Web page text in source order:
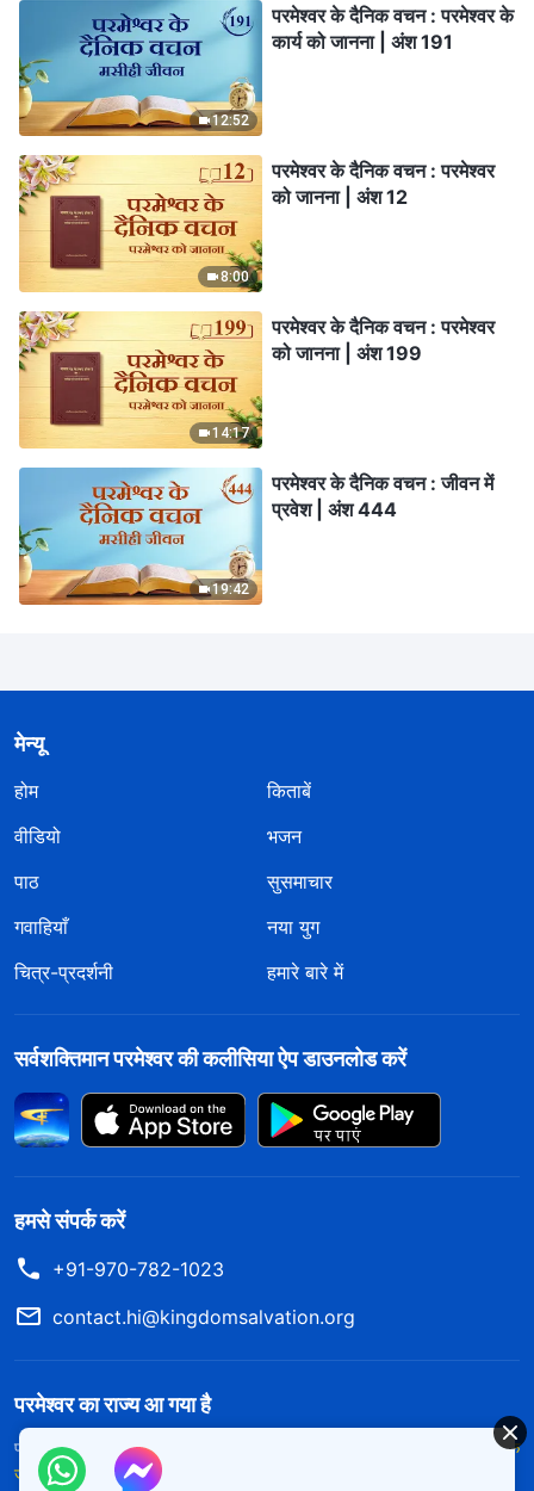
12:52
परमेश्वर के दैनिक वचन : परमेश्वर के
कार्य को जानना | अंश 191
8:00
परमेश्वर के दैनिक वचन : परमेश्वर
को जानना | अंश 12
14:17
परमेश्वर के दैनिक वचन : परमेश्वर
को जानना | अंश 199
19:42
परमेश्वर के दैनिक वचन : जीवन में
प्रवेश | अंश 444
मेन्यू
होम
किताबें
वीडियो
भजन
पाठ
सुसमाचार
गवाहियाँ
नया युग
चित्र-प्रदर्शनी
हमारे बारे में
सर्वशक्तिमान परमेश्वर की कलीसिया ऐप डाउनलोड करें
हमसे संपर्क करें
+91-970-782-1023
contact.hi@kingdomsalvation.org
परमेश्वर का राज्य आ गया है
परमेश्वर का राज्य पृथ्वी पर आ गया है! क्या आप इसमें प्रवेश करना चाहते हैं?
और अधिक
जानें